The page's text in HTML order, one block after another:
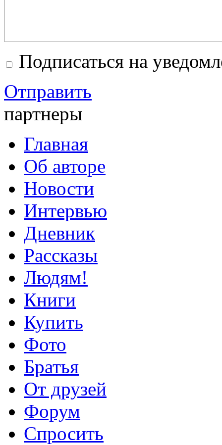
Подписаться на
Отправить
партнеры
Главная
Об авторе
Новости
Интервью
Дневник
Рассказы
Людям!
Книги
Купить
Фото
Братья
От друзей
Форум
Спросить